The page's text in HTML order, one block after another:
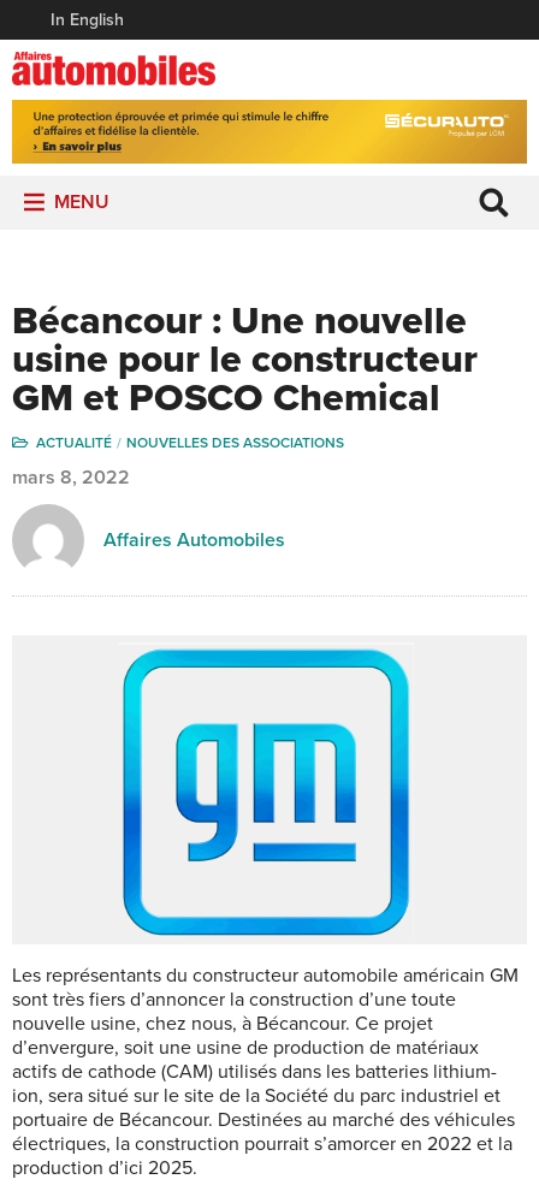
In English
MENU
Bécancour : Une nouvelle
usine pour le constructeur
GM et POSCO Chemical
ACTUALITÉ NOUVELLES DES ASSOCIATIONS
mars 8, 2022
Affaires Automobiles
Les représentants du constructeur automobile américain GM
sont très fiers d’annoncer la construction d’une toute
nouvelle usine, chez nous, à Bécancour. Ce projet
d’envergure, soit une usine de production de matériaux
actifs de cathode (CAM) utilisés dans les batteries lithium-
ion, sera situé sur le site de la Société du parc industriel et
portuaire de Bécancour. Destinées au marché des véhicules
électriques, la construction pourrait s’amorcer en 2022 et la
production d’ici 2025.